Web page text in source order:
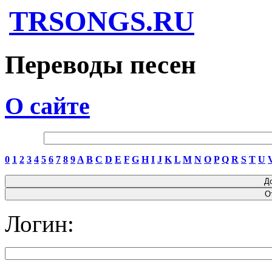
TRSONGS.RU
Переводы песен
О сайте
0 1 2 3 4 5 6 7 8 9 A B C D E F G H I J K L M N O P Q R S T U
Логин: